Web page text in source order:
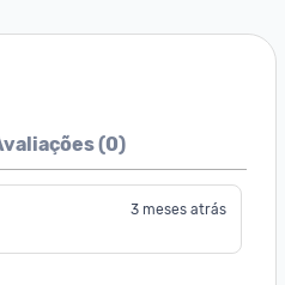
(0)
3 meses atrás